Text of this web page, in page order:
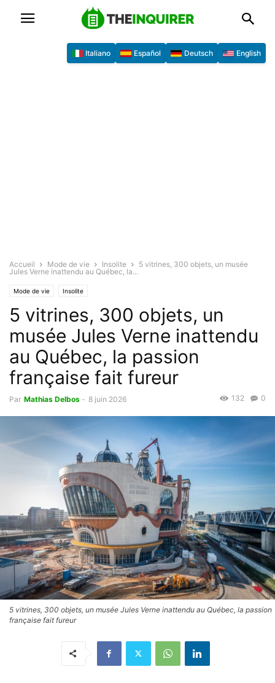
Accueil Mode de vie Insolite
5 vitrines, 300 objets, un musée
Jules Verne inattendu au Québec, la...
Mode de vie Insolite
5 vitrines, 300 objets, un
musée Jules Verne inattendu
au Québec, la passion
française fait fureur
Par Mathias Delbos - 8 juin 2026 0
132
5 vitrines, 300 objets, un musée Jules Verne inattendu au Québec, la passion
française fait fureur
Italiano Español Deutsch English